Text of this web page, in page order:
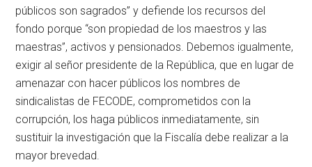
públicos son sagrados” y defiende los recursos del
fondo porque “son propiedad de los maestros y las
maestras”, activos y pensionados. Debemos igualmente,
exigir al señor presidente de la República, que en lugar de
amenazar con hacer públicos los nombres de
sindicalistas de FECODE, comprometidos con la
corrupción, los haga públicos inmediatamente, sin
sustituir la investigación que la Fiscalía debe realizar a la
mayor brevedad.